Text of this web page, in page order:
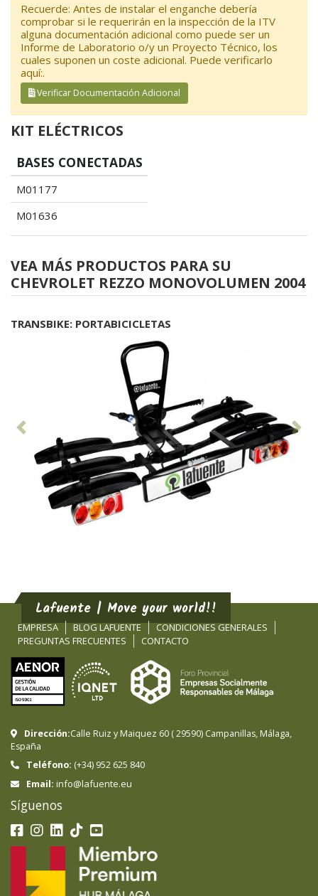
Recuerde: Antes de instalar el enganche debería
comprobar si le requerirán en la inspección de la ITV
alguna documentación adicional como puede ser un
Informe de Laboratorio o/y un Proyecto Técnico, los
cuales suponen un coste adicional. Puede verificarlo
aquí:.
Verificar Documentación Adicional
KIT ELÉCTRICOS
BASES CONECTADAS
M01177
M01636
VEA MÁS PRODUCTOS PARA SU
CHEVROLET REZZO MONOVOLUMEN 2004
TRANSBIKE: PORTABICICLETAS
Lafuente | Move your world!!
EMPRESA BLOG LAFUENTE
CONDICIONES GENERALES
PREGUNTAS FRECUENTES
CONTACTO
Dirección:Calle Ruiz y Maiquez 60 (29590) Campanillas, Málaga,
España
Teléfono: (+34) 952 625 840
Email: info@lafuente.eu
Síguenos